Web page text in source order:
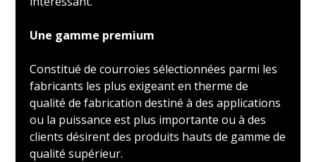
Une gamme premium
Constitué de courroies sélectionnées parmi les
fabricants les plus exigeant en therme de
qualité de fabrication destiné à des applications
ou la puissance est plus importante ou à des
clients désirent des produits hauts de gamme de
qualité supérieur.